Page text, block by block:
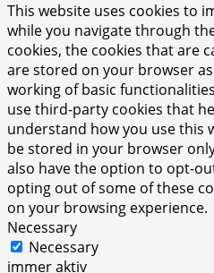
This website uses cookies to
while you navigate through
cookies, the cookies that are
are stored on your browser
working of basic
use third-party cookies that
understand how you use this
be stored in your browser
also have the option to opt-
opting out of some of these
on your browsing experience.
Necessary
Necessary
immer aktiv